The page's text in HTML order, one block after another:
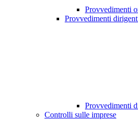
Provvedimenti
Provvedimenti
Provvedimenti
Controlli sulle imprese